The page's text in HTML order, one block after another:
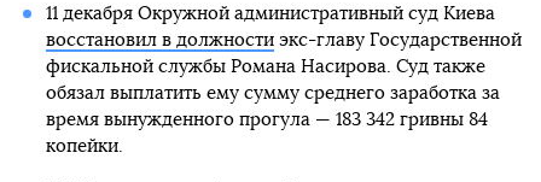
11 декабря Окружной административный суд Киева
восстановил в должностиэкс-главу Государственной
фискальной службы Романа Насирова. Суд также
обязал выплатить ему сумму среднего заработка за
время вынужденного прогула — 183 342 гривны 84
копейки.